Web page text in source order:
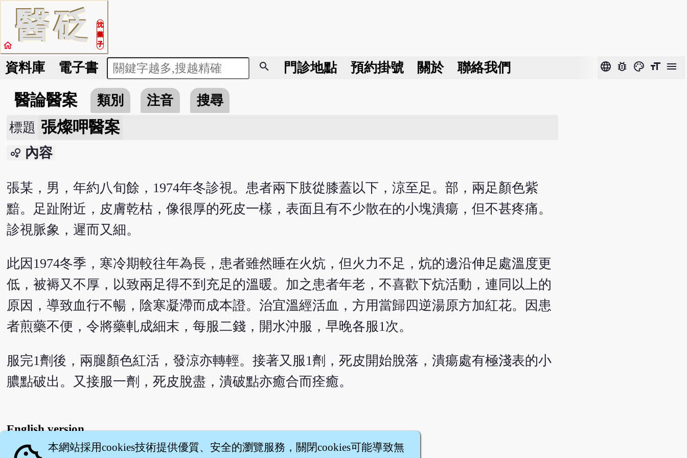
醫砭
沈
藥
子
home
資料庫 電子書 search 門診地點 預約掛號 關於 聯絡我們 language bug_report color_lens format_size menu
醫論醫案 類別 注音
搜尋
標題 張燦呷醫案
bubble_chart 內容
張某，男，年約八旬餘，1974年冬診視。患者兩下肢從膝蓋以下，涼至足。部，兩足顏色紫
黯。足趾附近，皮膚乾枯，像很厚的死皮一樣，表面且有不少散在的小塊潰瘍，但不甚疼痛。
診視脈象，遲而又細。
此因1974冬季，寒冷期較往年為長，患者雖然睡在火炕，但火力不足，炕的邊沿伸足處溫度更
低，被褥又不厚，以致兩足得不到充足的溫暖。加之患者年老，不喜歡下炕活動，連同以上的
原因，導致血行不暢，陰寒凝滯而成本證。治宜溫經活血，方用當歸四逆湯原方加紅花。因患
者煎藥不便，令將藥軋成細末，每服二錢，開水沖服，早晚各服1次。
服完1劑後，兩腿顏色紅活，發涼亦轉輕。接著又服1劑，死皮開始脫落，潰瘍處有極淺表的小
膿點破出。又接服一劑，死皮脫盡，潰破點亦癒合而痊癒。
English version
本網站採用cookies技術提供優質、安全的瀏覽服務，關閉cookies可能導致無